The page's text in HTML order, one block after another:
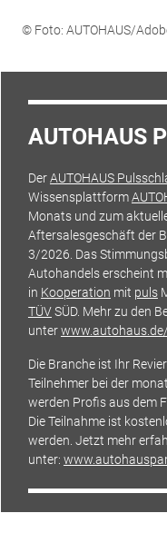
© Foto: AUTOHAUS/
AUTOHAUS
DerAUTOHAUS
Wissensplattform
Monats und zum
Aftersalesgeschäft der
3/2026. Das
Autohandels erscheint
in Kooperation mit puls
TÜVSÜD. Mehr zu den
unter
Die Branche ist Ihr
Teilnehmer bei der
werden Profis aus dem
Die Teilnahme ist
werden. Jetzt mehr
unter: